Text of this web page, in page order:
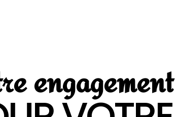
engagement